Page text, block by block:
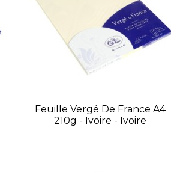
Feuille Vergé De France A4
210g - Ivoire - Ivoire